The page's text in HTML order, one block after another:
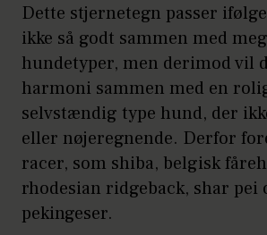
Dette stjernetegn passer
ikke så godt sammen med
hundetyper, men derimod vil
harmoni sammen med en
selvstændig type hund, der
eller nøjeregnende. Derfor
racer, som shiba, belgisk
rhodesian ridgeback, shar pei
pekingeser.